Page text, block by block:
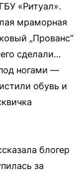
«Ритуал».
мраморная
„Прованс“
сделали…
ногами —
обувь и
блогер
за